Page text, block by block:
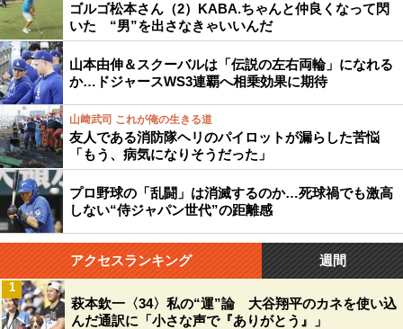
ゴルゴ松本さん（2）KABA.ちゃんと仲良くなって閃
いた “男”を出さなきゃいいんだ
山本由伸＆スクーバルは「伝説の左右両輪」になれる
か…ドジャースWS3連覇へ相乗効果に期待
山﨑武司 これが俺の生きる道
友人である消防隊ヘリのパイロットが漏らした苦悩
「もう、病気になりそうだった」
プロ野球の「乱闘」は消滅するのか…死球禍でも激高
しない“侍ジャパン世代”の距離感
アクセスランキング 週間
萩本欽一〈34〉私の“運”論 大谷翔平のカネを使い込
んだ通訳に「小さな声で『ありがとう』」
1